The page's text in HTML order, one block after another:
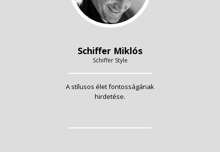
Schiffer Miklós
Schiffer Style
A stílusos élet fontosságának
hirdetése.